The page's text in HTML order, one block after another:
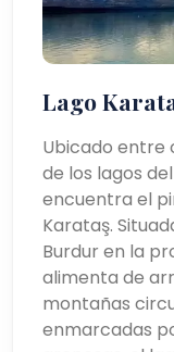
Lago
Ubicado entre
de los lagos
encuentra el
Karataş.
Burdur en la
alimenta de
montañas
enmarcadas